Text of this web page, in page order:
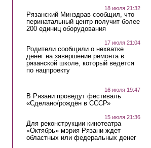
18 июля 21:32
Рязанский Минздрав сообщил, что
перинатальный центр получит более
200 единиц оборудования
17 июля 21:04
Родители сообщили о нехватке
денег на завершение ремонта в
рязанской школе, который ведется
по нацпроекту
16 июля 19:47
В Рязани проведут фестиваль
«Сделано/рождён в СССР»
15 июля 21:36
Для реконструкции кинотеатра
«Октябрь» мэрия Рязани ждет
областных или федеральных денег